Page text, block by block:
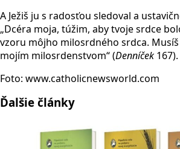
A Ježiš ju s radosťou sledoval a
„Dcéra moja, túžim, aby tvoje srdce
vzoru môjho milosrdného srdca.
mojím milosrdenstvom“ (Denníček 167).
Foto: www.catholicnewsworld.com
Ďalšie články